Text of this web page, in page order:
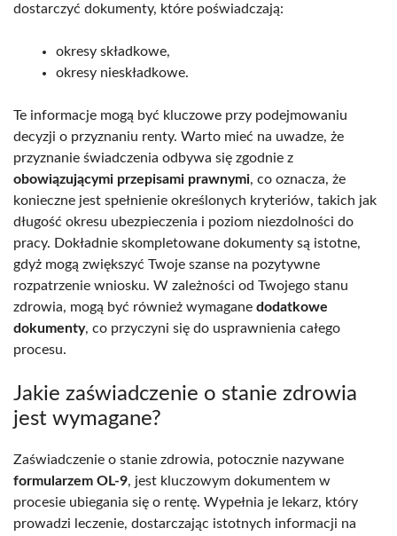
dostarczyć dokumenty, które poświadczają:
okresy składkowe,
okresy nieskładkowe.
Te informacje mogą być kluczowe przy podejmowaniu
decyzji o przyznaniu renty. Warto mieć na uwadze, że
przyznanie świadczenia odbywa się zgodnie z
obowiązującymi przepisami prawnymi, co oznacza, że
konieczne jest spełnienie określonych kryteriów, takich jak
długość okresu ubezpieczenia i poziom niezdolności do
pracy. Dokładnie skompletowane dokumenty są istotne,
gdyż mogą zwiększyć Twoje szanse na pozytywne
rozpatrzenie wniosku. W zależności od Twojego stanu
zdrowia, mogą być również wymagane dodatkowe
dokumenty, co przyczyni się do usprawnienia całego
procesu.
Jakie zaświadczenie o stanie zdrowia
jest wymagane?
Zaświadczenie o stanie zdrowia, potocznie nazywane
formularzem OL-9, jest kluczowym dokumentem w
procesie ubiegania się o rentę. Wypełnia je lekarz, który
prowadzi leczenie, dostarczając istotnych informacji na